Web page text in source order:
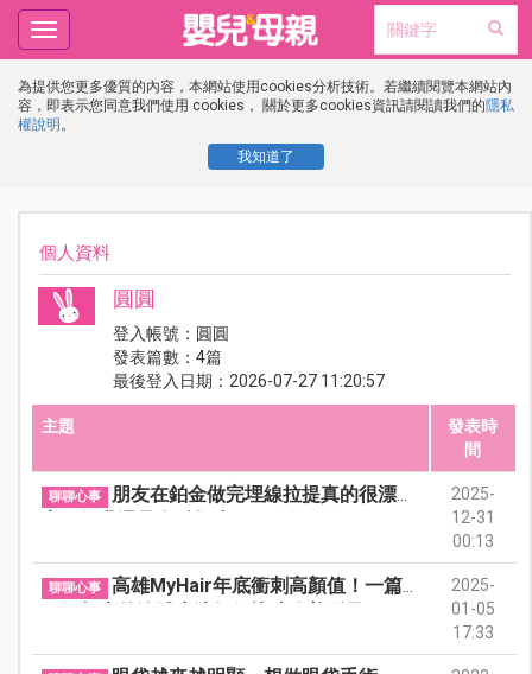
為提供您更多優質的內容，本網站使用cookies分析技術。若繼續閱覽本網站內
容，即表示您同意我們使用 cookies， 關於更多cookies資訊請閱讀我們的隱私
權說明 。
我知道了
Toggle
navigation
個人資料
圓圓
登入帳號：圓圓
發表篇數：4篇
最後登入日期：2026-07-27 11:20:57
主題
發表時
間
聊聊心事
朋友在鉑金做完埋線拉提真的很漂
2025-
12-31
00:13
聊聊心事
高雄MyHair年底衝刺高顏值！一篇
2025-
01-05
17:33